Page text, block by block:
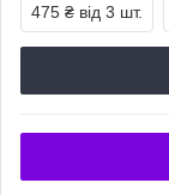
475 ₴ від 3 шт.